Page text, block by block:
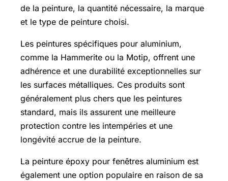
de la peinture, la quantité nécessaire, la marque
et le type de peinture choisi.
Les peintures spécifiques pour aluminium,
comme la Hammerite ou la Motip, offrent une
adhérence et une durabilité exceptionnelles sur
les surfaces métalliques. Ces produits sont
généralement plus chers que les peintures
standard, mais ils assurent une meilleure
protection contre les intempéries et une
longévité accrue de la peinture.
La peinture époxy pour fenêtres aluminium est
également une option populaire en raison de sa